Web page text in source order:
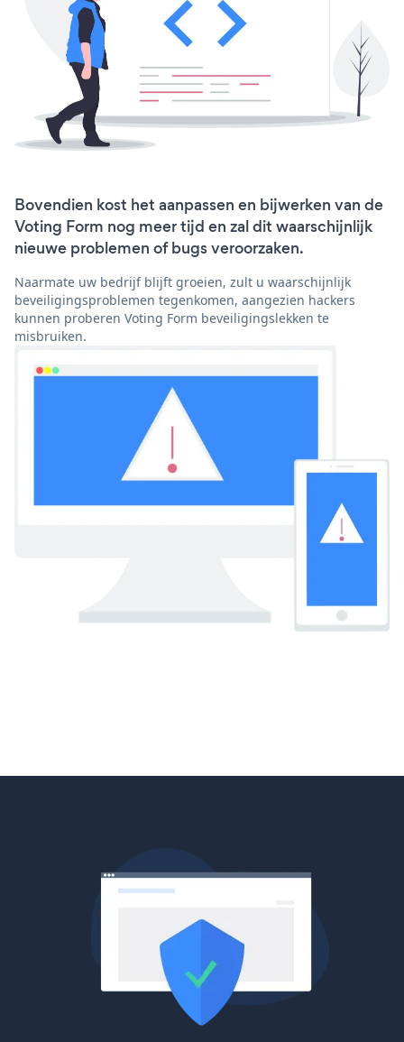
Bovendien kost het aanpassen en bijwerken van de
Voting Form nog meer tijd en zal dit waarschijnlijk
nieuwe problemen of bugs veroorzaken.
Naarmate uw bedrijf blijft groeien, zult u waarschijnlijk
beveiligingsproblemen tegenkomen, aangezien hackers
kunnen proberen Voting Form beveiligingslekken te
misbruiken.